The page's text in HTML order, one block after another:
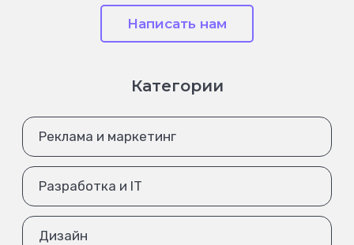
Написать нам
Категории
Реклама и маркетинг
Разработка и IT
Дизайн